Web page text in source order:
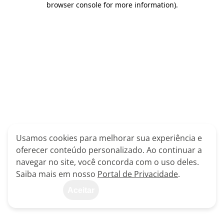
browser console for more information).
Usamos cookies para melhorar sua experiência e
oferecer conteúdo personalizado. Ao continuar a
navegar no site, você concorda com o uso deles.
Saiba mais em nosso Portal de Privacidade.